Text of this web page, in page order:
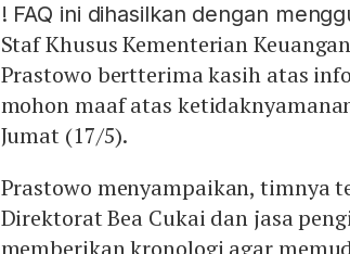
! FAQ ini dihasilkan dengan
Staf Khusus Kementerian
Prastowo bertterima kasih atas
mohon maaf atas
Jumat (17/5).
Prastowo menyampaikan, timnya
Direktorat Bea Cukai dan jasa